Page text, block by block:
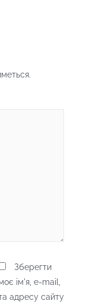
Зберегти
ім'я, e-mail,
адресу сайту